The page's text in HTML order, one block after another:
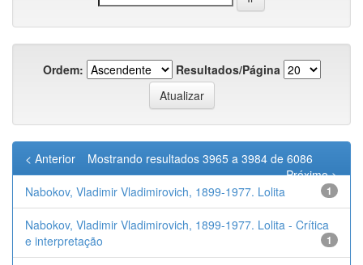
Ordem: Resultados/Página
Mostrando resultados 3965 a 3984 de 6086
< Anterior
Próximo >
Nabokov, Vladimir Vladimirovich, 1899-1977. Lolita
1
Nabokov, Vladimir Vladimirovich, 1899-1977. Lolita - Crítica
e interpretação
1